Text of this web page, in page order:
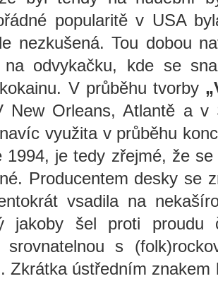
popularitě v USA
nezkušená. Tou dobou
na odvykačku, kde se
V průběhu tvorby
New Orleans, Atlantě a v
využita v průběhu
1994, je tedy zřejmé, že
Producentem desky se
vsadila na
jakoby šel proti proudu
srovnatelnou s
Zkrátka ústředním